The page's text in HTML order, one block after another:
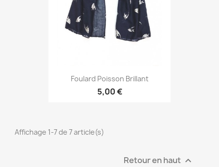
Foulard Poisson Brillant
5,00 €
Affichage 1-7 de 7 article(s)
Retour en haut 